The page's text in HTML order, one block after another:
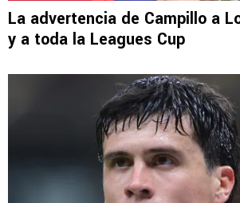
La advertencia de Campillo a
y a toda la Leagues Cup